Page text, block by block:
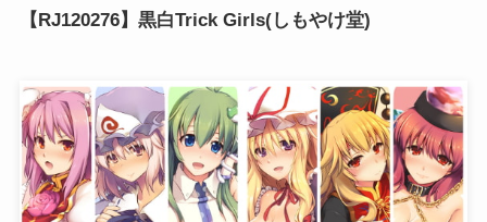
【RJ120276】黒白Trick Girls(しもやけ堂)